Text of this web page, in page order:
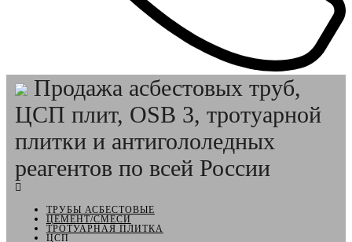
Продажа асбестовых труб,
ЦСП плит, OSB 3, тротуарной
плитки и антигололедных
реагентов по всей России
ТРУБЫ АСБЕСТОВЫЕ
ЦЕМЕНТ/СМЕСИ
ТРОТУАРНАЯ ПЛИТКА
ЦСП